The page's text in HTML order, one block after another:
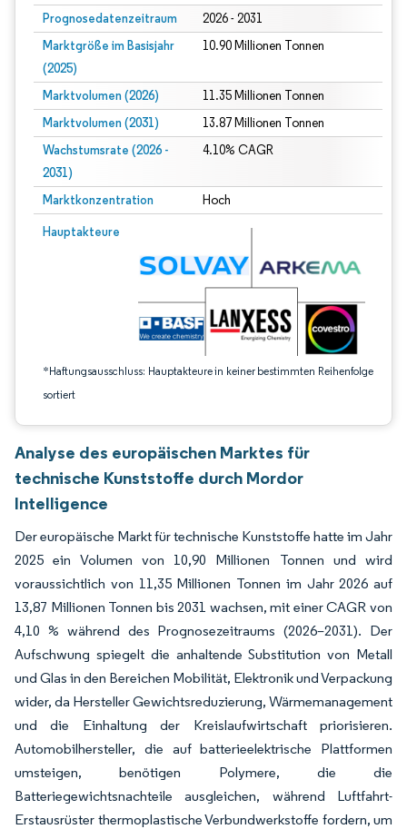
Prognosedatenzeitraum 2026 - 2031
Marktgröße im Basisjahr
(2025)
10.90 Millionen Tonnen
Marktvolumen (2026) 11.35 Millionen Tonnen
Marktvolumen (2031) 13.87 Millionen Tonnen
Wachstumsrate (2026 -
2031)
4.10% CAGR
Marktkonzentration Hoch
Hauptakteure
*Haftungsausschluss: Hauptakteure in keiner bestimmten Reihenfolge
sortiert
Bild © Mordor Intelligence. Wiederverwendung erfordert Namensnennung
Analyse des europäischen Marktes für
technische Kunststoffe durch Mordor
Intelligence
Der europäische Markt für technische Kunststoffe hatte im Jahr
2025 ein Volumen von 10,90 Millionen Tonnen und wird
voraussichtlich von 11,35 Millionen Tonnen im Jahr 2026 auf
13,87 Millionen Tonnen bis 2031 wachsen, mit einer CAGR von
4,10 % während des Prognosezeitraums (2026–2031). Der
Aufschwung spiegelt die anhaltende Substitution von Metall
und Glas in den Bereichen Mobilität, Elektronik und Verpackung
wider, da Hersteller Gewichtsreduzierung, Wärmemanagement
und die Einhaltung der Kreislaufwirtschaft priorisieren.
Automobilhersteller, die auf batterieelektrische Plattformen
umsteigen, benötigen Polymere, die die
Batteriegewichtsnachteile ausgleichen, während Luftfahrt-
Erstausrüster thermoplastische Verbundwerkstoffe fordern, um